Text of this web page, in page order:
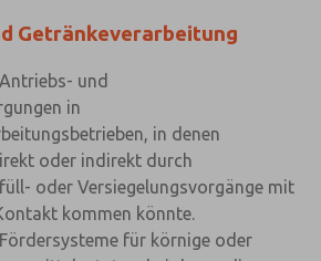
Getränkeverarbeitung
und
in
in denen
oder indirekt durch
oder Versiegelungsvorgänge mit
kommen könnte.
für körnige oder